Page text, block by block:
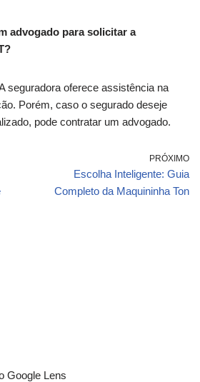
advogado para solicitar a
seguradora oferece assistência na
Porém, caso o segurado deseje
pode contratar um advogado.
PRÓXIMO
Escolha Inteligente: Guia
Completo da Maquininha Ton
Google Lens